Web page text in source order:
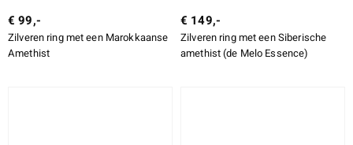
€ 99,-
Zilveren ring met een Marokkaanse
Amethist
€ 149,-
Zilveren ring met een Siberische
amethist (de Melo Essence)